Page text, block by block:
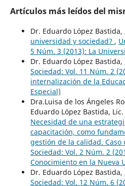
Artículos más leídos del
Dr. Eduardo López Bastida,
universidad y sociedad? ,
5 Núm. 3 (2013): La
Dr. Eduardo López Bastida,
Sociedad: Vol. 11 Núm. 2
internalización de la
Especial)
Dra.Luisa de los Ángeles
Eduardo López Bastida,
Necesidad de una
capacitación, como
gestión de la calidad. Caso
Sociedad: Vol. 2 Núm. 2
Conocimiento en la Nueva
Dr. Eduardo López Bastida,
Sociedad: Vol. 12 Núm. 6